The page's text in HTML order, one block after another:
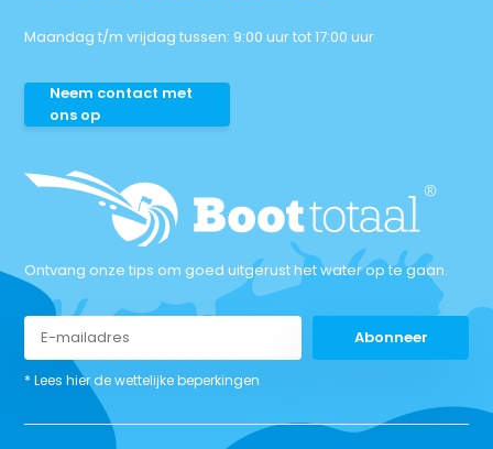
Maandag t/m vrijdag tussen: 9:00 uur tot 17:00 uur
Neem contact met
ons op
Ontvang onze tips om goed uitgerust het water op te gaan.
Abonneer
* Lees hier de wettelijke beperkingen